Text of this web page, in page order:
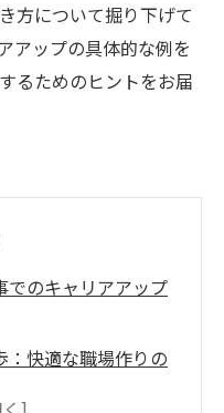
方について掘り下げて
アップの具体的な例を
るためのヒントをお届
でのキャリアアップ
：快適な職場作りの